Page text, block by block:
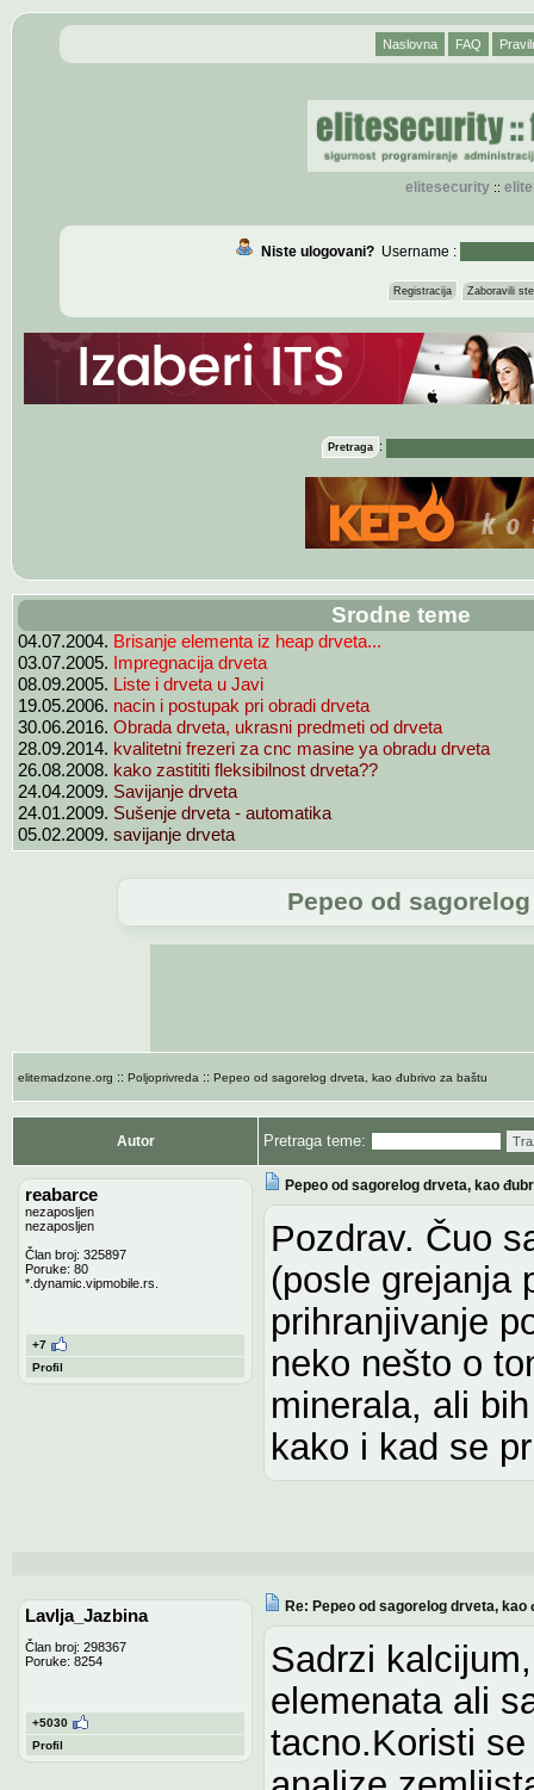
Naslovna FAQ
elitesecurity::
Niste ulogovani?Username :
Registracija Zaboravili
Pretraga :
Srodne teme
04.07.2004. Brisanje elementa iz heap drveta...
03.07.2005. Impregnacija drveta
08.09.2005. Liste i drveta u Javi
19.05.2006. nacin i postupak pri obradi drveta
30.06.2016. Obrada drveta, ukrasni predmeti od drveta
28.09.2014. kvalitetni frezeri za cnc masine ya obradu drveta
26.08.2008. kako zastititi fleksibilnost drveta??
24.04.2009. Savijanje drveta
24.01.2009. Sušenje drveta - automatika
05.02.2009. savijanje drveta
Pepeo od
elitemadzone.org :: Poljoprivreda :: Pepeo od sagorelog drveta, kao đubrivo za baštu
Autor Pretraga teme:
reabarce
nezaposljen
nezaposljen
Član broj: 325897
Poruke: 80
*.dynamic.vipmobile.rs.
+7
Profil
Pepeo od sagorelog drveta, kao
Pozdrav. Čuo
(posle grejanja
prihranjivanje
neko nešto o
minerala, ali
kako i kad se
Lavlja_Jazbina
Član broj: 298367
Poruke: 8254
+5030
Profil
Re: Pepeo od sagorelog drveta, kao
Sadrzi
elemenata ali
tacno.Koristi